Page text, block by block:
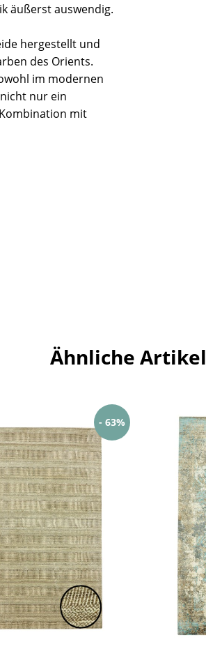
äußerst auswendig.
hergestellt und
des Orients.
im modernen
nur ein
mit
Ähnliche Artikel
- 63%